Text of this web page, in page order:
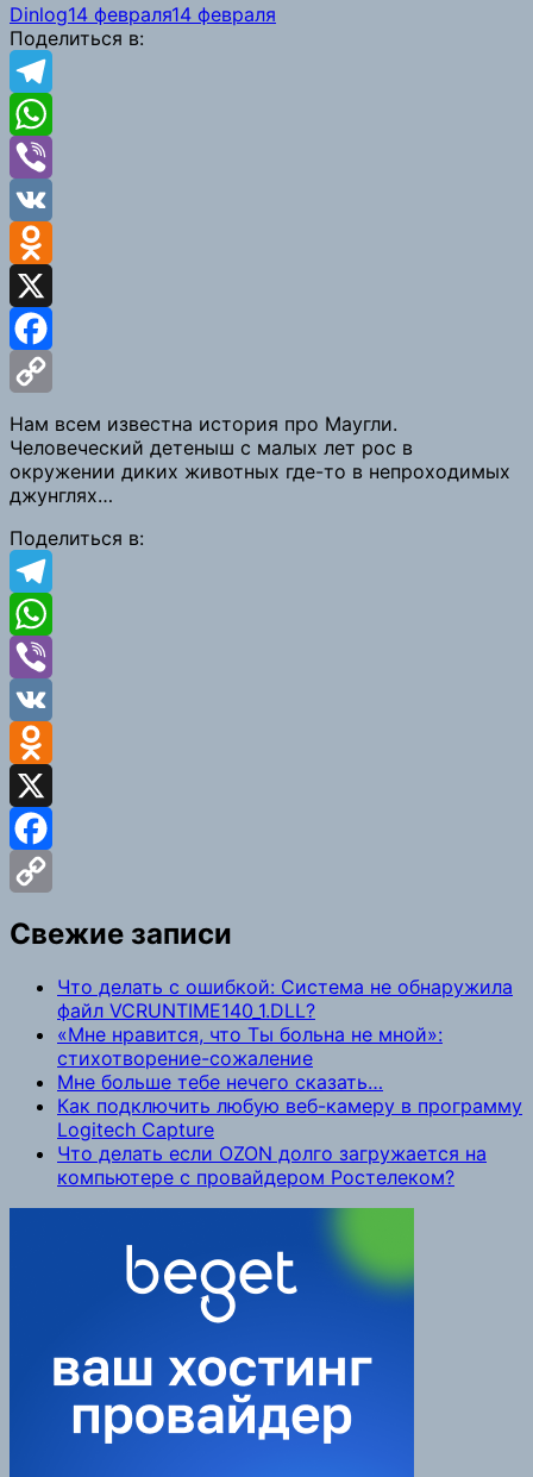
Dinlog14 февраля14 февраля
Поделиться в:
Telegram
WhatsApp
Viber
VK
Odnoklassniki
X
Facebook
Copy
Link
Нам всем известна история про Маугли.
Человеческий детеныш с малых лет рос в
окружении диких животных где-то в непроходимых
джунглях…
Поделиться в:
Telegram
WhatsApp
Viber
VK
Odnoklassniki
X
Facebook
Свежие записи
Что делать с ошибкой: Система не обнаружила
файл VCRUNTIME140_1.DLL?
«Мне нравится, что Ты больна не мной»:
стихотворение-сожаление
Мне больше тебе нечего сказать…
Как подключить любую веб-камеру в программу
Logitech Capture
Что делать если OZON долго загружается на
компьютере с провайдером Ростелеком?